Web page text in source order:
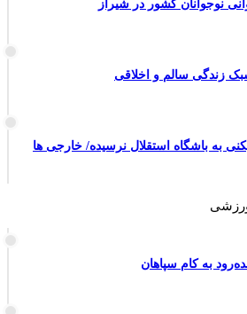
نوجوانان کشور در شیراز
زندگی سالم و اخلاقی
به باشگاه استقلال نرسیده/ خارجی ها
ورزشی
به کام سپاهان